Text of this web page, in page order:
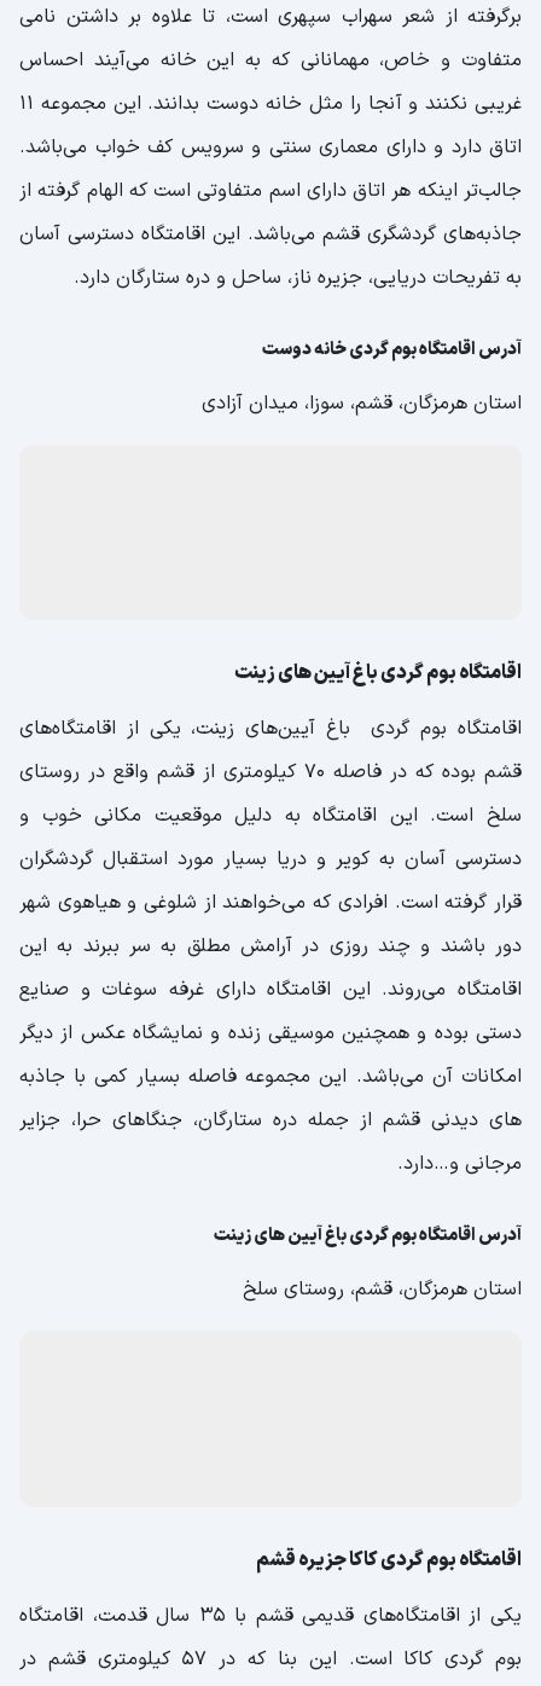
برگرفته از شعر سهراب سپهری است، تا علاوه بر داشتن نامی
متفاوت و خاص، مهمانانی که به این خانه می‌آیند احساس
غریبی نکنند و آنجا را مثل خانه دوست بدانند. این مجموعه 11
اتاق دارد و دارای معماری سنتی و سرویس کف خواب می‌باشد.
جالب‌تر اینکه هر اتاق دارای اسم متفاوتی است که الهام گرفته از
جاذبه‌های گردشگری قشم می‌باشد. این اقامتگاه دسترسی آسان
به تفریحات دریایی، جزیره ناز، ساحل و دره ستارگان دارد.
آدرس اقامتگاه بوم گردی خانه دوست
استان هرمزگان، قشم، سوزا، میدان آزادی
اقامتگاه بوم گردی باغ آیین های زینت
اقامتگاه بوم گردی باغ آیین‌های زینت، یکی از اقامتگاه‌های
قشم بوده که در فاصله 70 کیلومتری از قشم واقع در روستای
سلخ است. این اقامتگاه به دلیل موقعیت مکانی خوب و
دسترسی آسان به کویر و دریا بسیار مورد استقبال گردشگران
قرار گرفته است. افرادی که می‌خواهند از شلوغی و هیاهوی شهر
دور باشند و چند روزی در آرامش مطلق به سر ببرند به این
اقامتگاه می‌روند. این اقامتگاه دارای غرفه سوغات و صنایع
دستی بوده و همچنین موسیقی زنده و نمایشگاه عکس از دیگر
امکانات آن می‌باشد. این مجموعه فاصله بسیار کمی با جاذبه
‌های دیدنی قشم از جمله دره ستارگان، جنگا‌های حرا، جزایر
مرجانی و…دارد.
آدرس اقامتگاه بوم گردی باغ آیین های زینت
استان هرمزگان، قشم، روستای سلخ
اقامتگاه بوم گردی کاکا جزیره قشم
یکی از اقامتگاه‌های قدیمی قشم با 35 سال قدمت، اقامتگاه
بوم گردی کاکا است. این بنا که در 57 کیلومتری قشم در